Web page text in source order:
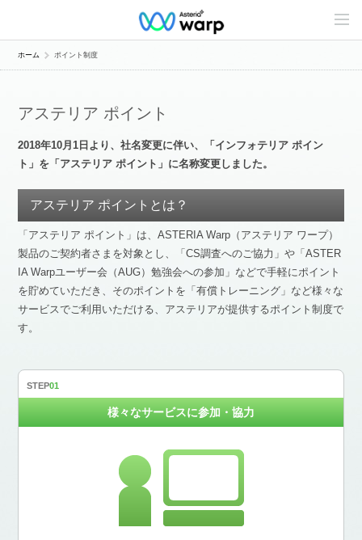
C
n
e
ホーム ポイント制度
アステリア ポイント
2018年10月1日より、社名変更に伴い、「インフォテリア ポイン
ト」を「アステリア ポイント」に名称変更しました。
アステリア ポイントとは？
「アステリア ポイント」は、ASTERIA Warp（アステリア ワープ）
製品のご契約者さまを対象とし、「CS調査へのご協力」や「ASTER
IA Warpユーザー会（AUG）勉強会への参加」などで手軽にポイント
を貯めていただき、そのポイントを「有償トレーニング」など様々な
サービスでご利用いただける、アステリアが提供するポイント制度で
す。
様々なサービスに参加・協力